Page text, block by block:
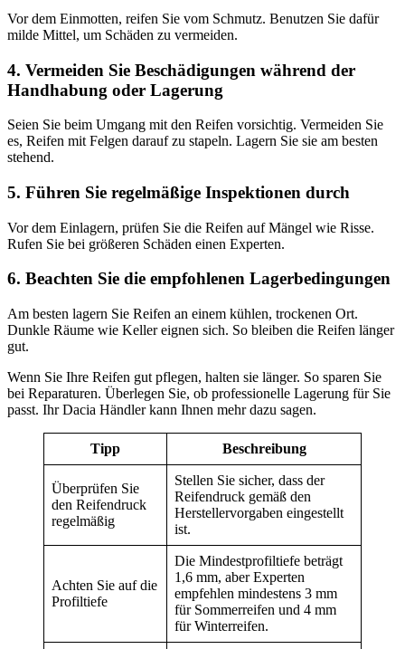
Vor dem Einmotten, reifen Sie vom Schmutz. Benutzen Sie dafür
milde Mittel, um Schäden zu vermeiden.
4. Vermeiden Sie Beschädigungen während der
Handhabung oder Lagerung
Seien Sie beim Umgang mit den Reifen vorsichtig. Vermeiden Sie
es, Reifen mit Felgen darauf zu stapeln. Lagern Sie sie am besten
stehend.
5. Führen Sie regelmäßige Inspektionen durch
Vor dem Einlagern, prüfen Sie die Reifen auf Mängel wie Risse.
Rufen Sie bei größeren Schäden einen Experten.
6. Beachten Sie die empfohlenen Lagerbedingungen
Am besten lagern Sie Reifen an einem kühlen, trockenen Ort.
Dunkle Räume wie Keller eignen sich. So bleiben die Reifen länger
gut.
Wenn Sie Ihre Reifen gut pflegen, halten sie länger. So sparen Sie
bei Reparaturen. Überlegen Sie, ob professionelle Lagerung für Sie
passt. Ihr Dacia Händler kann Ihnen mehr dazu sagen.
Tipp Beschreibung
Überprüfen Sie
den Reifendruck
regelmäßig
Stellen Sie sicher, dass der
Reifendruck gemäß den
Herstellervorgaben eingestellt
ist.
Achten Sie auf die
Profiltiefe
Die Mindestprofiltiefe beträgt
1,6 mm, aber Experten
empfehlen mindestens 3 mm
für Sommerreifen und 4 mm
für Winterreifen.